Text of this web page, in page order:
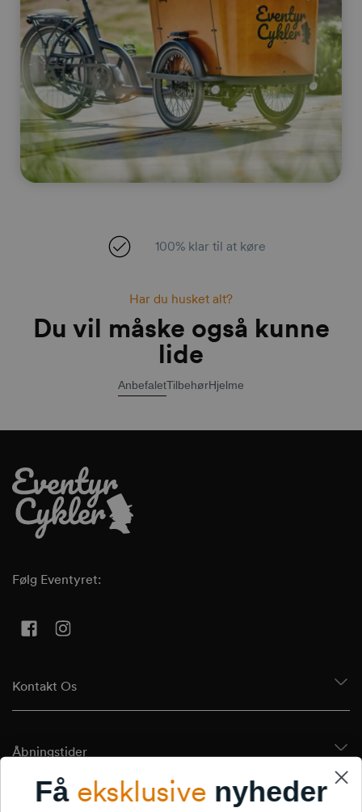
100% klar til at køre
Har du husket alt?
Du vil måske også kunne
lide
AnbefaletTilbehørHjelme
Følg Eventyret:
FacebookInstagram
Kontakt Os
Åbningstider
Få eksklusive nyheder